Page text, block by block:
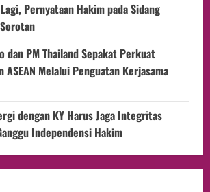
Pernyataan Hakim pada Sidang
dan PM Thailand Sepakat Perkuat
Melalui Penguatan Kerjasama
dengan KY Harus Jaga Integritas
Independensi Hakim